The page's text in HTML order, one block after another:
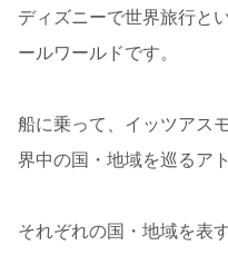
ディズニーで世界旅行と
ールワールドです。
船に乗って、イッツアス
界中の国・地域を巡るア
それぞれの国・地域を表